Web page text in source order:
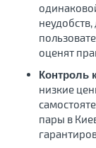
оценят
Контроль
низкие
пары в